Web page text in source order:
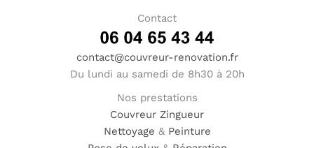
Contact
contact@couvreur-renovation.fr
Du lundi au samedi de 8h30 à 20h
Nos prestations
Couvreur Zingueur
Nettoyage & Peinture